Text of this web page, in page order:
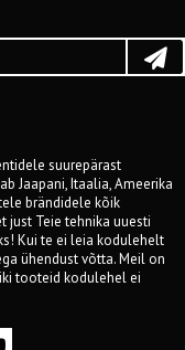
suurepärast
Jaapani, Itaalia, Ameerika
brändidele kõik
just Teie tehnika uuesti
Kui te ei leia kodulehelt
ühendust võtta. Meil on
tooteid kodulehel ei